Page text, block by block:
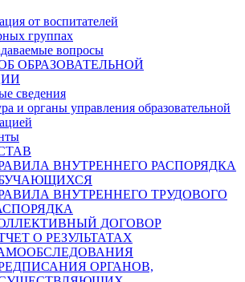
от воспитателей
группах
вопросы
ОБРАЗОВАТЕЛЬНОЙ
сведения
и органы управления образовательной
ВНУТРЕННЕГО РАСПОРЯДКА
ВНУТРЕННЕГО ТРУДОВОГО
ДОГОВОР
О РЕЗУЛЬТАТАХ
ОРГАНОВ,